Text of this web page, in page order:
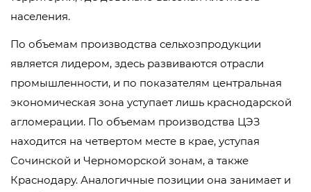
населения.
По объемам производства сельхозпродукции
является лидером, здесь развиваются отрасли
промышленности, и по показателям центральная
экономическая зона уступает лишь краснодарской
агломерации. По объемам производства ЦЭЗ
находится на четвертом месте в крае, уступая
Сочинской и Черноморской зонам, а также
Краснодару. Аналогичные позиции она занимает и